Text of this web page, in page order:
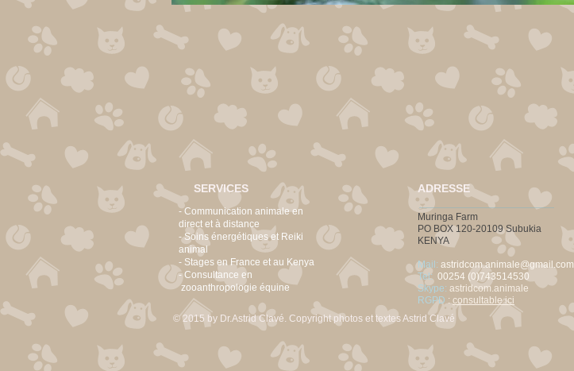
© 2015 by Dr.Astrid Clavé. Copyright photos et textes Astrid Clavé
SERVICES
- Communication animale en
direct et à distance
- Soins énergétiques et Reiki
animal
- Stages en France et au Kenya
- Consultance en
zooanthropologie équine
ADRESSE
Muringa Farm
PO BOX 120-20109 Subukia
KENYA
Mail: astridcom.animale@gmail.com
Tel: 00254 (0)743514530
Skype: astridcom.animale
RGPD : consultable ici